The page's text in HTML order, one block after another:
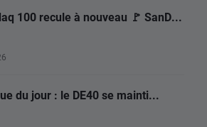
100 recule à nouveau 🚩 SanD...
du jour : le DE40 se mainti...